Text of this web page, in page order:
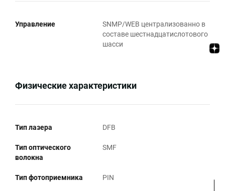
Управление
SNMP/WEB централизованно в
составе шестнадцатислотового
шасси
Физические характеристики
Тип лазера DFB
Тип оптического
волокна
SMF
Тип фотоприемника PIN